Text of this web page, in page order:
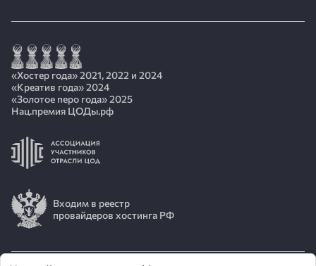
«Хостер года» 2021, 2022 и 2024
«Креатив года» 2024
«Золотое перо года» 2025
Нац.премия ЦОДы.рф
Входим в реестр
провайдеров хостинга РФ